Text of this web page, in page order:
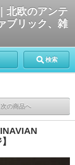
北欧のアンテ
ブリック、雑
検索
次の商品へ